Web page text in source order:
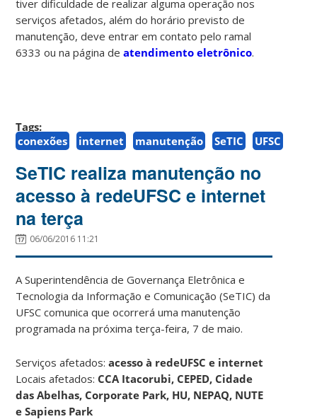
tiver dificuldade de realizar alguma operação nos
serviços afetados, além do horário previsto de
manutenção, deve entrar em contato pelo ramal
6333 ou na página deatendimento eletrônico.
Tags:
conexões
internet manutenção SeTIC UFSC
SeTIC realiza manutenção no
acesso à redeUFSC e internet
na terça
06/06/2016 11:21
A Superintendência de Governança Eletrônica e
Tecnologia da Informação e Comunicação (SeTIC) da
UFSC comunica que ocorrerá uma manutenção
programada na próxima terça-feira, 7 de maio.
Serviços afetados:acesso à redeUFSC e internet
Locais afetados: CCA Itacorubi, CEPED, Cidade
das Abelhas, Corporate Park, HU, NEPAQ, NUTE
e Sapiens Park